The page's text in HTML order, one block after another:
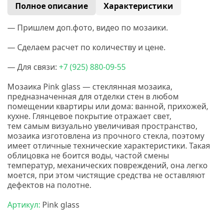
Полное описание
Характеристики
— Пришлем доп.фото, видео по мозаики.
— Сделаем расчет по количеству и цене.
— Для связи: +7(925) 880-09-55
Мозаика Pink glass — стеклянная мозаика,
предназначенная для отделки стен в любом
помещении квартиры или дома: ванной, прихожей,
кухне. Глянцевое покрытие отражает свет,
тем самым визуально увеличивая пространство,
мозаика изготовлена из прочного стекла, поэтому
имеет отличные технические характеристики. Такая
облицовка не боится воды, частой смены
температур, механических повреждений, она легко
моется, при этом чистящие средства не оставляют
дефектов на полотне.
Артикул: Pink glass